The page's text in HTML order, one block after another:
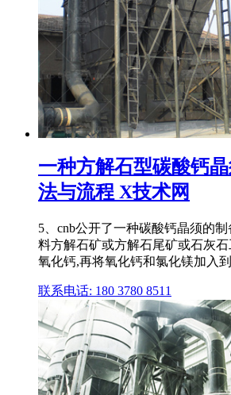
一种方解石型碳酸钙
法与流程 X技术网
5、cnb公开了一种碳酸钙晶须的
料方解石矿或方解石尾矿或石灰
氧化钙,再将氧化钙和氯化镁加入
联系电话: 180 3780 8511